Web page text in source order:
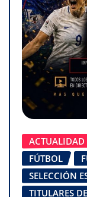
ACTUALIDAD
FÚTBOL
SELECCIÓN
TITULARES